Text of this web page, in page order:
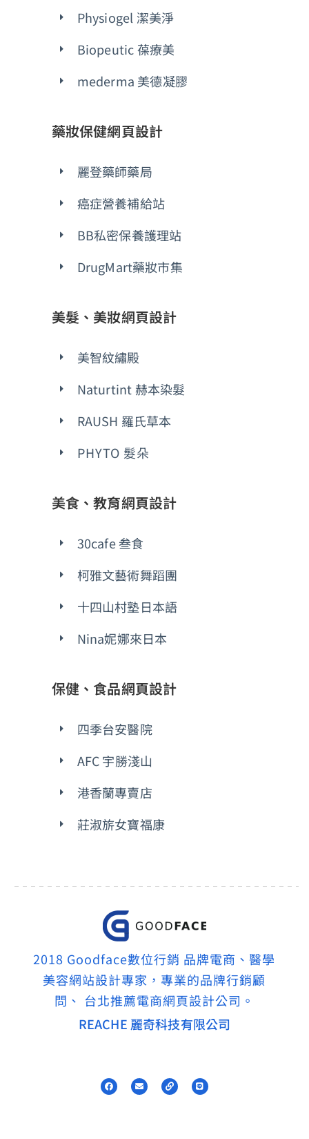
Physiogel 潔美淨
Biopeutic 葆療美
mederma 美德凝膠
藥妝保健網頁設計
麗登藥師藥局
癌症營養補給站
BB私密保養護理站
DrugMart藥妝市集
美髮、美妝網頁設計
美智紋繡殿
Naturtint 赫本染髮
RAUSH 羅氏草本
PHYTO 髮朵
美食、教育網頁設計
30cafe 叁食
柯雅文藝術舞蹈團
十四山村塾日本語
Nina妮娜來日本
保健、食品網頁設計
四季台安醫院
AFC 宇勝淺山
港香蘭專賣店
莊淑旂女寶福康
2018 Goodface數位行銷 品牌電商、醫學
美容網站設計專家，專業的品牌行銷顧
問、 台北推薦電商網頁設計公司。
REACHE 麗奇科技有限公司
F
a
c
E
n
v
L
i
n
L
i
n